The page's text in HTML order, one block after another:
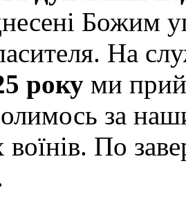
Божим
На
року ми
за
По